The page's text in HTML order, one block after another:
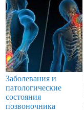
Заболевания и
патологические
состояния
позвоночника